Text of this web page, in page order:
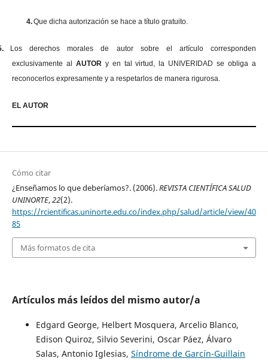
4.Que dicha autorización se hace a título gratuito.
Los derechos morales de autor sobre el artículo corresponden
exclusivamente al AUTOR y en tal virtud, la UNIVERIDAD se obliga a
reconocerlos expresamente y a respetarlos de manera rigurosa.
EL AUTOR
Cómo citar
¿Enseñamos lo que deberíamos?. (2006).REVISTA CIENTÍFICA SALUD
UNINORTE,22(2).
https://rcientificas.uninorte.edu.co/index.php/salud/article/view/40
85
Más formatos de cita
Artículos más leídos del mismo autor/a
Edgard George, Helbert Mosquera, Arcelio Blanco,
Edison Quiroz, Silvio Severini, Oscar Páez, Álvaro
Salas, Antonio Iglesias, Síndrome de Garcín-Guillain